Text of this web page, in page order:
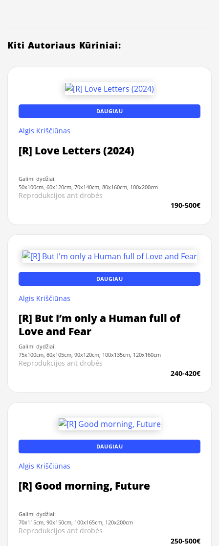
Kiti Autoriaus Kūriniai:
DAUGIAU
Algis Kriščiūnas
[R] Love Letters (2024)
Galimi dydžiai:
50x100cm, 60x120cm, 70x140cm, 80x160cm, 100x200cm
Reprodukcijos ant drobės
190-500€
DAUGIAU
Algis Kriščiūnas
[R] But I’m only a Human full of
Love and Fear
Galimi dydžiai:
75x100cm, 80x105cm, 90x120cm, 100x135cm, 120x160cm
Reprodukcijos ant drobės
240-420€
DAUGIAU
Algis Kriščiūnas
[R] Good morning, Future
Galimi dydžiai:
70x115cm, 90x150cm, 100x165cm, 120x200cm
Reprodukcijos ant drobės
250-500€